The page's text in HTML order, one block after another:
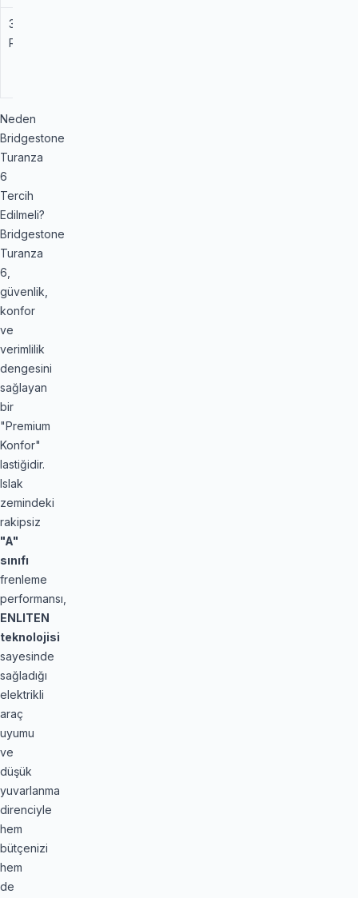
315/35
R 20
Neden
Bridgestone
Turanza
6
Tercih
Edilmeli?
Bridgestone
Turanza
6,
güvenlik,
konfor
ve
verimlilik
dengesini
sağlayan
bir
"Premium
Konfor"
lastiğidir.
Islak
zemindeki
rakipsiz
"A"
sınıfı
frenleme
performansı,
ENLITEN
teknolojisi
sayesinde
sağladığı
elektrikli
araç
uyumu
ve
düşük
yuvarlanma
direnciyle
hem
bütçenizi
hem
de